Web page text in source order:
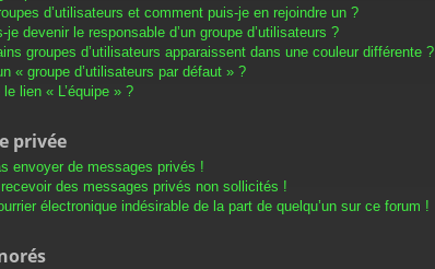
d’utilisateurs et comment puis-je en rejoindre un ?
je devenir le responsable d’un groupe d’utilisateurs ?
groupes d’utilisateurs apparaissent dans une couleur différente ?
« groupe d’utilisateurs par défaut » ?
lien « L’équipe » ?
privée
envoyer de messages privés !
des messages privés non sollicités !
électronique indésirable de la part de quelqu’un sur ce forum !